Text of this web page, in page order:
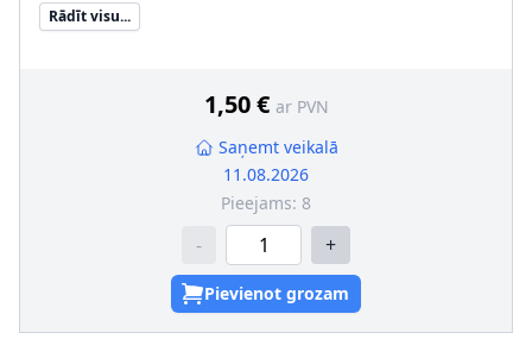
Rādīt visu...
1,50 € ar PVN
Saņemt veikalā
11.08.2026
Pieejams: 8
- +
Pievienot grozam